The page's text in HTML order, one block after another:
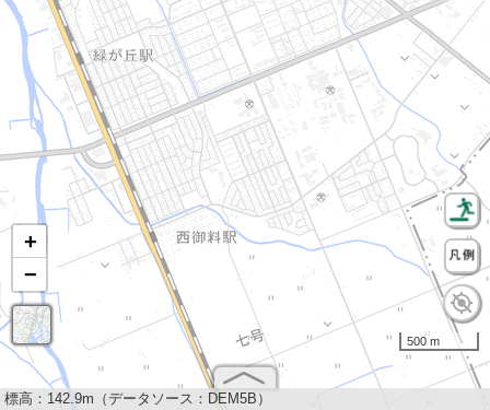
+
−
500 m
標高： 142.9m（データソース：DEM5B）